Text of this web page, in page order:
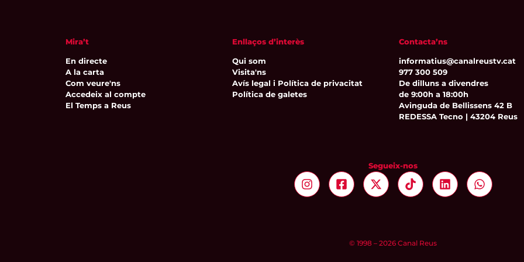
Mira’t
En directe
A la carta
Com veure'ns
Accedeix al compte
El Temps a Reus
Enllaços d’interès
Qui som
Visita'ns
Avís legal i Política de privacitat
Política de galetes
Contacta’ns
informatius@canalreustv.cat
977 300 509
De dilluns a divendres
de 9:00h a 18:00h
Avinguda de Bellissens 42 B
REDESSA Tecno | 43204 Reus
Segueix-nos
© 1998 – 2026 Canal Reus